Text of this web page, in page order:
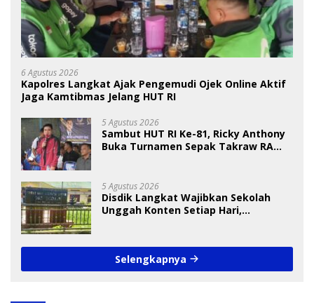
6 Agustus 2026
Kapolres Langkat Ajak Pengemudi Ojek Online Aktif
Jaga Kamtibmas Jelang HUT RI
5 Agustus 2026
Sambut HUT RI Ke-81, Ricky Anthony
Buka Turnamen Sepak Takraw RA
5 Agustus 2026
Disdik Langkat Wajibkan Sekolah
Unggah Konten Setiap Hari,
Selengkapnya